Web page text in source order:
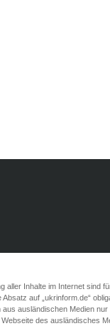
aller Inhalte im Internet sind
auf „ukrinform.de“
ausländischen Medien nur
des ausländisches